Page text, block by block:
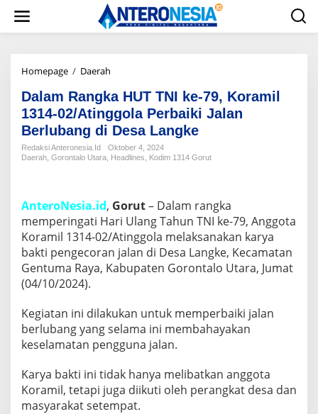
w
Homepage / Daerah
l
a
m
R
a
n
a
H
U
T
T
N
I
-
7
,
o
r
a
Dalam Rangka HUT TNI ke-79, Koramil
1314-02/Atinggola Perbaiki Jalan
Berlubang di Desa Langke
Redaksi Anteronesia.id
Oktober 4, 2024
Daerah Gorontalo Utara Headlines Kodim 1314 Gorut
AnteroNesia.id, Gorut– Dalam rangka
memperingati Hari Ulang Tahun TNI ke-79, Anggota
Koramil 1314-02/Atinggola melaksanakan karya
bakti pengecoran jalan di Desa Langke, Kecamatan
Gentuma Raya, Kabupaten Gorontalo Utara, Jumat
(04/10/2024).
Kegiatan ini dilakukan untuk memperbaiki jalan
berlubang yang selama ini membahayakan
keselamatan pengguna jalan.
Karya bakti ini tidak hanya melibatkan anggota
Koramil, tetapi juga diikuti oleh perangkat desa dan
masyarakat setempat.